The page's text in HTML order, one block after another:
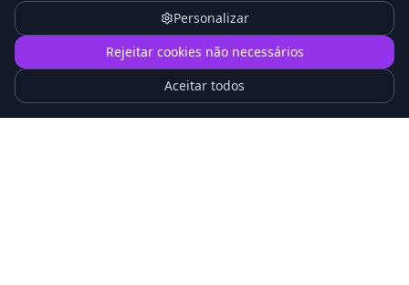
1
Personalizar
Rejeitar cookies não necessários
Aceitar todos